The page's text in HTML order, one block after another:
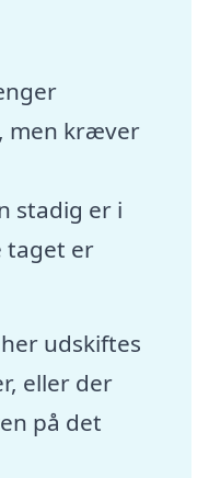
men kræver
stadig er i
taget er
udskiftes
eller der
på det